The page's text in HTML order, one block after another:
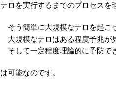
テロを実行するまでのプロセスを
そう簡単に大規模なテロを起こ
大規模なテロはある程度予兆が
そして一定程度理論的に予防で
は可能なのです。